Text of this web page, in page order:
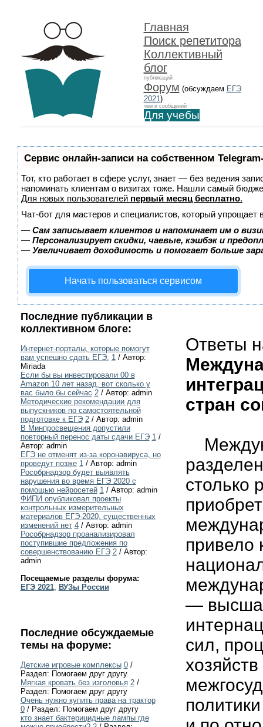
Главная
Поиск репетитора
Коллективный
блог
публикаций
Форум (обсуждаем ЕГЭ
2021)
тем и сообщений
Для учебы
Сервис онлайн-записи на собственном
Тот, кто работает в сфере услуг, знает — без ведения
напоминать клиентам о визитах тоже. Нашли самый
Для новых пользователей первый месяц бесплатно.
Чат-бот для мастеров и специалистов, который упрощает
— Сам записывает клиентов и напоминает им о
— Персонализирует скидки, чаевые, кэшбэк и
— Увеличивает доходимость и помогает больше
Начать пользоваться сервисом
Последние публикации в
коллективном блоге:
Интернет-порталы, которые помогут
вам успешно сдать ЕГЭ. 1/ Автор:
Miriada
Если бы вы инвестировали 00 в
Amazon 10 лет назад, вот сколько у
вас было бы сейчас 2/ Автор: admin
Методические рекомендации для
выпускников по самостоятельной
подготовке к ЕГЭ 2/ Автор: admin
В Минпросвещения допустили
повторный перенос даты сдачи ЕГЭ 1/
Автор: admin
ЕГЭ не отменят из-за коронавируса, но
проведут позже 1/ Автор: admin
Рособрнадзор будет выявлять
нарушения во время ЕГЭ 2020 с
помощью нейросетей 1/ Автор: admin
ФИПИ опубликовал проекты
контрольных измерительных
материалов ЕГЭ-2020, существенных
изменений нет 4/ Автор: admin
Рособрнадзор проанализировал
поступившие предложения по
совершенствованию ЕГЭ 2/ Автор:
admin
Посещаемые разделы форума:
ЕГЭ 2021, ВУЗы России
Последние обсуждаемые
темы на форуме:
Детские игровые комплексы 0/
Раздел: Помогаем друг другу
Мягкая кровать без изголовья 2/
Раздел: Помогаем друг другу
Очень нужно купить права на трактор
0/ Раздел: Помогаем друг другу
кто знает бактерицидные лампы где
Ответы
стран
столько
привело
—
сил,